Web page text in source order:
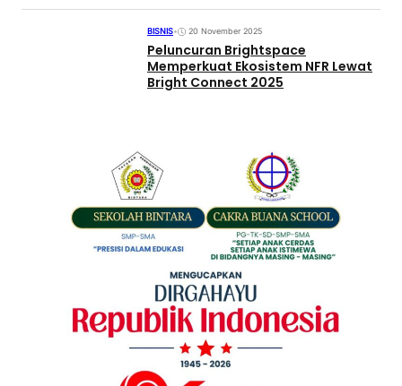
BISNIS• 20 November 2025
Peluncuran Brightspace
Memperkuat Ekosistem NFR Lewat
Bright Connect 2025